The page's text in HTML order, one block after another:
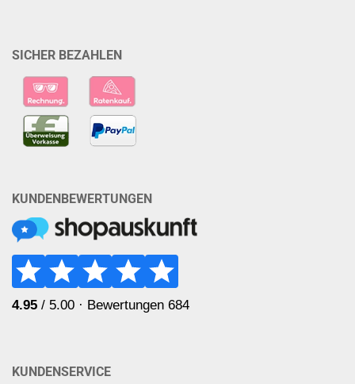
SICHER BEZAHLEN
KUNDENBEWERTUNGEN
KUNDENSERVICE